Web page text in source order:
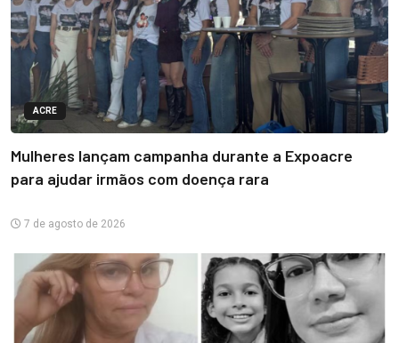
ACRE
Mulheres lançam campanha durante a Expoacre
para ajudar irmãos com doença rara
7 de agosto de 2026